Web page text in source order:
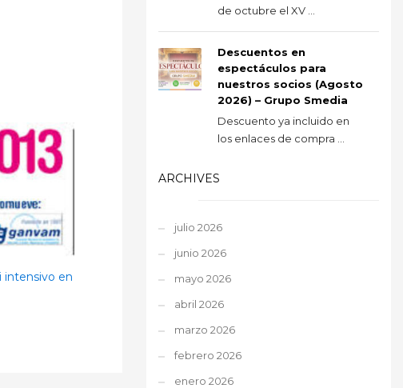
intensivo en
de octubre el XV ...
Descuentos en
espectáculos para
nuestros socios (Agosto
2026) – Grupo Smedia
Descuento ya incluido en
los enlaces de compra ...
ARCHIVES
julio 2026
junio 2026
mayo 2026
abril 2026
marzo 2026
febrero 2026
enero 2026